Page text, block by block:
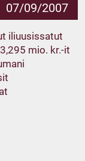
07/09/2007
iliuusissatut
mio. kr.-it